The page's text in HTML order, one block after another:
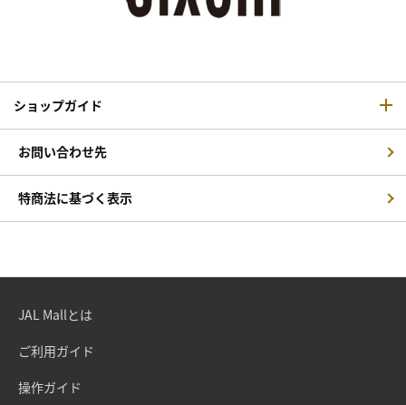
ショップガイド
お問い合わせ先
特商法に基づく表示
JAL Mallとは
ご利用ガイド
操作ガイド